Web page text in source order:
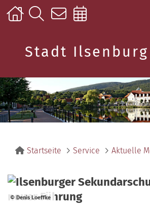
Stadt
Startseite Service Aktuelle
© Denis Loeffke